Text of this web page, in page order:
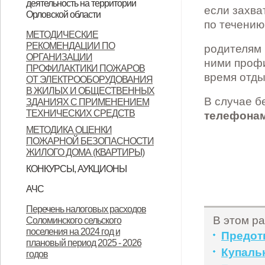
Орловской области
деятельность на территории
Орловской области
Контактные данные операторов
связи, осуществляющих
деятельность на территории
Орловской области
МЕТОДИЧЕСКИЕ
РЕКОМЕНДАЦИИ ПО
ОРГАНИЗАЦИИ
ПРОФИЛАКТИКИ ПОЖАРОВ
ОТ ЭЛЕКТРООБОРУДОВАНИЯ
В ЖИЛЫХ И ОБЩЕСТВЕННЫХ
ЗДАНИЯХ С ПРИМЕНЕНИЕМ
ТЕХНИЧЕСКИХ СРЕДСТВ
МЕТОДИКА ОЦЕНКИ
ПОЖАРНОЙ БЕЗОПАСНОСТИ
ЖИЛОГО ДОМА (КВАРТИРЫ)
КОНКУРСЫ, АУКЦИОНЫ
Продажа земельных участков
АЧС
области от 23.11.2022 года № 674
"Об установлении
ограничительных мероприятий
области от 28.11.2022 года № 683
"О внесении изменений в Указ
Губернатора Орловской области
области от 28.11.2022 года № 684
"Об установлении
ограничительных мероприятий
Перечень налоговых расходов
Соломинского сельского
поселения на 2024 год и
плановый период 2025 - 2026
годов
если
по
родителям
ними
время
В случае
В этом